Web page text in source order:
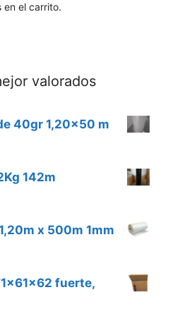
en el carrito.
valorados
40gr 1,20x50 m
142m
x 500m 1mm
fuerte,